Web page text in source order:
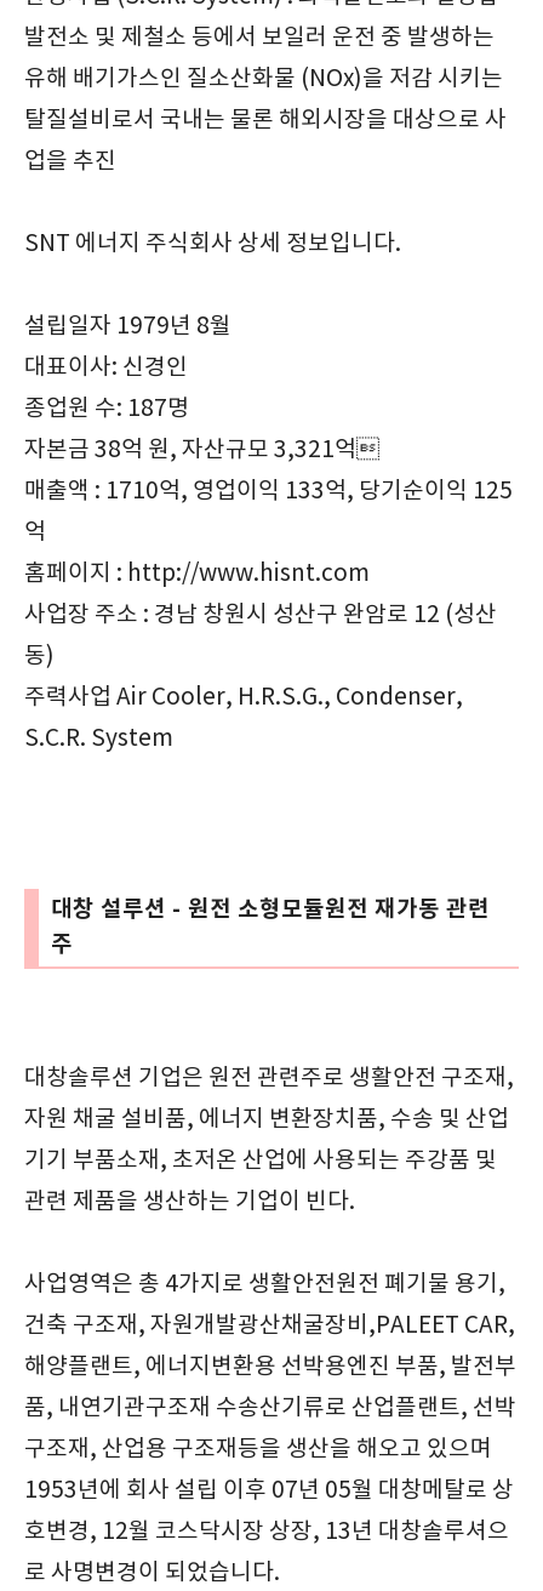
발전소 및 제철소 등에서 보일러 운전 중 발생하는
유해 배기가스인 질소산화물 (NOx)을 저감 시키는
탈질설비로서 국내는 물론 해외시장을 대상으로 사
업을 추진
SNT 에너지 주식회사 상세 정보입니다.
설립일자 1979년 8월
대표이사: 신경인
종업원 수: 187명
자본금 38억 원, 자산규모 3,321억
매출액 : 1710억, 영업이익 133억, 당기순이익 125
억
홈페이지 : http://www.hisnt.com
사업장 주소 : 경남 창원시 성산구 완암로 12 (성산
동)
주력사업 Air Cooler, H.R.S.G., Condenser,
S.C.R. System
대창 설루션 - 원전 소형모듈원전 재가동 관련
주
대창솔루션 기업은 원전 관련주로 생활안전 구조재,
자원 채굴 설비품, 에너지 변환장치품, 수송 및 산업
기기 부품소재, 초저온 산업에 사용되는 주강품 및
관련 제품을 생산하는 기업이 빈다.
사업영역은 총 4가지로 생활안전원전 폐기물 용기,
건축 구조재, 자원개발광산채굴장비,PALEET CAR,
해양플랜트, 에너지변환용 선박용엔진 부품, 발전부
품, 내연기관구조재 수송산기류로 산업플랜트, 선박
구조재, 산업용 구조재등을 생산을 해오고 있으며
1953년에 회사 설립 이후 07년 05월 대창메탈로 상
호변경, 12월 코스닥시장 상장, 13년 대창솔루셔으
로 사명변경이 되었습니다.